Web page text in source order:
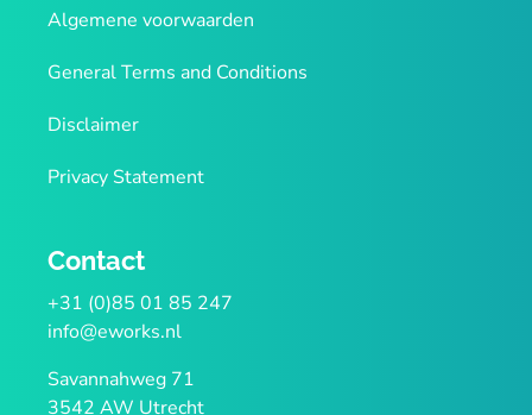
Algemene voorwaarden
General Terms and Conditions
Disclaimer
Privacy Statement
Contact
+31 (0)85 01 85 247
info@eworks.nl
Savannahweg 71
3542 AW Utrecht